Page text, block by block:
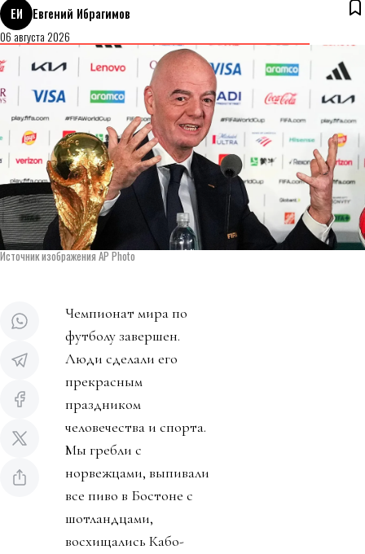
ЕИ
Евгений Ибрагимов
06 августа 2026
Источник изображения AP Photo
Чемпионат мира по
футболу завершен.
Люди сделали его
прекрасным
праздником
человечества и спорта.
Мы гребли с
норвежцами, выпивали
все пиво в Бостоне с
шотландцами,
восхищались Кабо-